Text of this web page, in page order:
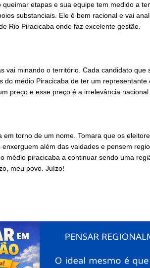
etapas e sua equipe tem medido a
substanciais. Ele é bem racional e vai
Rio Piracicaba onde faz excelente gestão.
vai minando o território. Cada candidato que
do médio Piracicaba de ter um representante
preço e esse preço é a irrelevância nacional.
torno de um nome. Tomara que os
além das vaidades e pensem
médio piracicaba a continuar sendo uma
meu povo. Juízo!